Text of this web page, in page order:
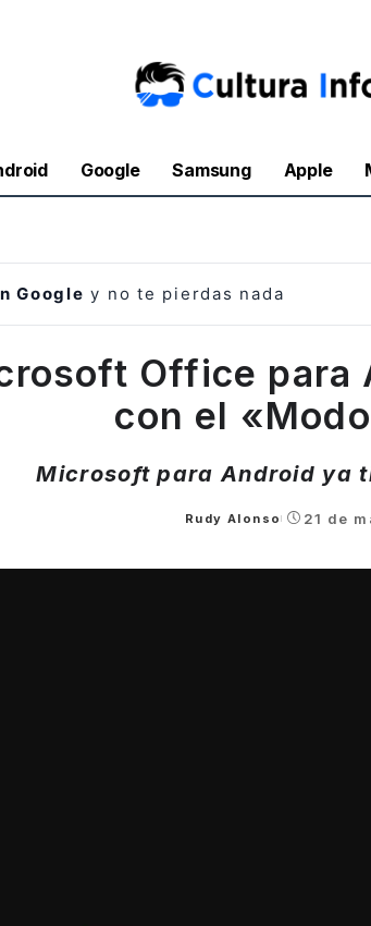
Google Samsung Apple
Google y no te pierdas nada
Office para
con el
Microsoft para Android ya
Posted
Rudy Alonso 21 de